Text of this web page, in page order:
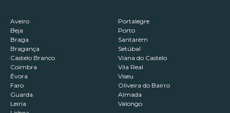
Aveiro
Beja
Braga
Bragança
Castelo Branco
Coimbra
Évora
Faro
Guarda
Leiria
Portalegre
Porto
Santarém
Setúbal
Viana do Castelo
Vila Real
Viseu
Oliveira do Bairro
Almada
Valongo